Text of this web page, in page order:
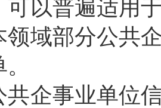
可以普遍适用
领域部分公共
事业单位信